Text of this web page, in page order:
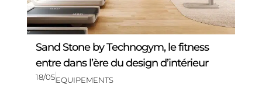
Sand Stone by Technogym, le fitness
entre dans l’ère du design d’intérieur
18/05EQUIPEMENTS